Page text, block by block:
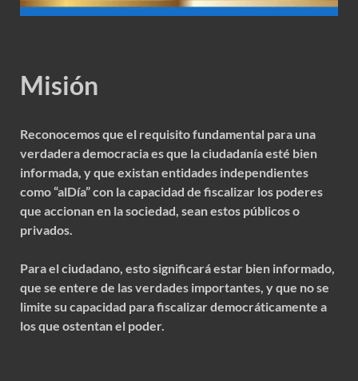
Misión
Reconocemos que el requisito fundamental para una
verdadera democracia es que la ciudadanía esté bien
informada, y que existan entidades independientes
como “alDía” con la capacidad de fiscalizar los poderes
que accionan en la sociedad, sean estos públicos o
privados.
Para el ciudadano, esto significará estar bien informado,
que se entere de las verdades importantes, y que no se
limite su capacidad para fiscalizar democráticamente a
los que ostentan el poder.